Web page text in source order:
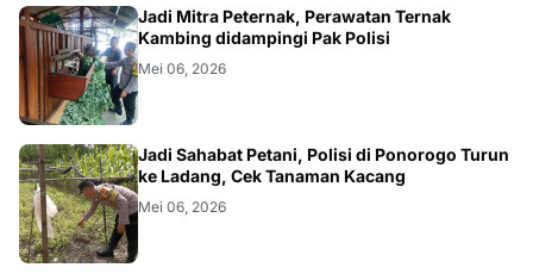
Jadi Mitra Peternak, Perawatan Ternak
Kambing didampingi Pak Polisi
Mei 06, 2026
Jadi Sahabat Petani, Polisi di Ponorogo Turun
ke Ladang, Cek Tanaman Kacang
Mei 06, 2026